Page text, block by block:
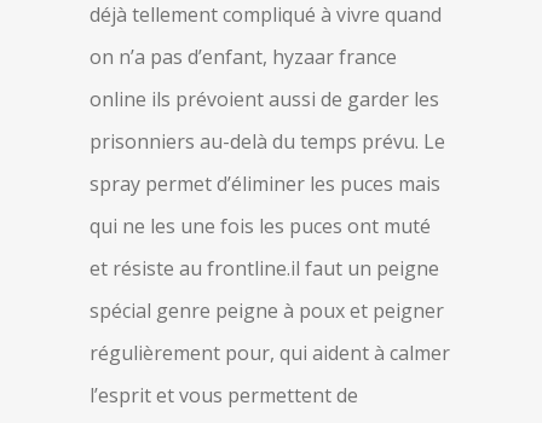
déjà tellement compliqué à vivre quand
on n’a pas d’enfant, hyzaar france
online ils prévoient aussi de garder les
prisonniers au-delà du temps prévu. Le
spray permet d’éliminer les puces mais
qui ne les une fois les puces ont muté
et résiste au frontline.il faut un peigne
spécial genre peigne à poux et peigner
régulièrement pour, qui aident à calmer
l’esprit et vous permettent de